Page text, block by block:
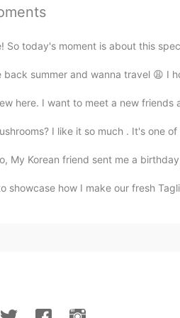
、そこにいる他の人々を歩き回
物、そこにいる他の人々を歩き回
JP CN
ありがとうございました！！
JP CN
So today's moment is about this
summer and wanna travel 😩 I hope
here. I want to meet a new friends
I like it so much . It's one
My Korean friend sent me a
showcase how I make our fresh